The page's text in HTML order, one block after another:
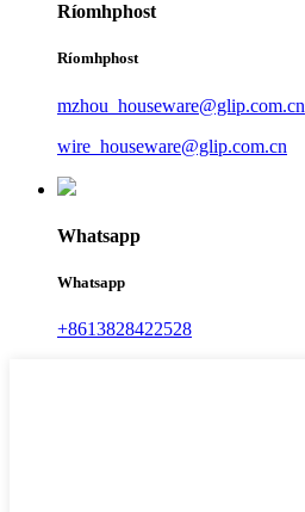
Ríomhphost
Ríomhphost
mzhou_houseware@glip.com.cn
wire_houseware@glip.com.cn
Whatsapp
Whatsapp
+8613828422528